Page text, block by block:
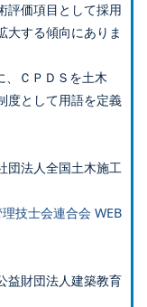
評価項目として採用
大する傾向にありま
ＣＰＤＳを土木
度として用語を定義
団法人全国土木施工
技士会連合会 WEB
益財団法人建築教育